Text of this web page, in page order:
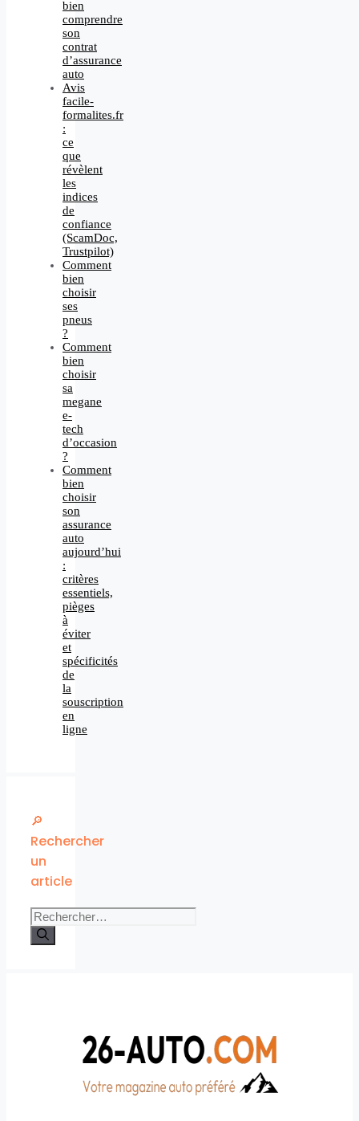
bien
comprendre
son
contrat
d’assurance
auto
Avis
facile-
formalites.fr
:
ce
que
révèlent
les
indices
de
confiance
(ScamDoc,
Trustpilot)
Comment
bien
choisir
ses
pneus
?
Comment
bien
choisir
sa
megane
e-
tech
d’occasion
?
Comment
bien
choisir
son
assurance
auto
aujourd’hui
:
critères
essentiels,
pièges
à
éviter
et
spécificités
de
la
souscription
en
ligne
🔎
Rechercher
un
article
Rechercher :